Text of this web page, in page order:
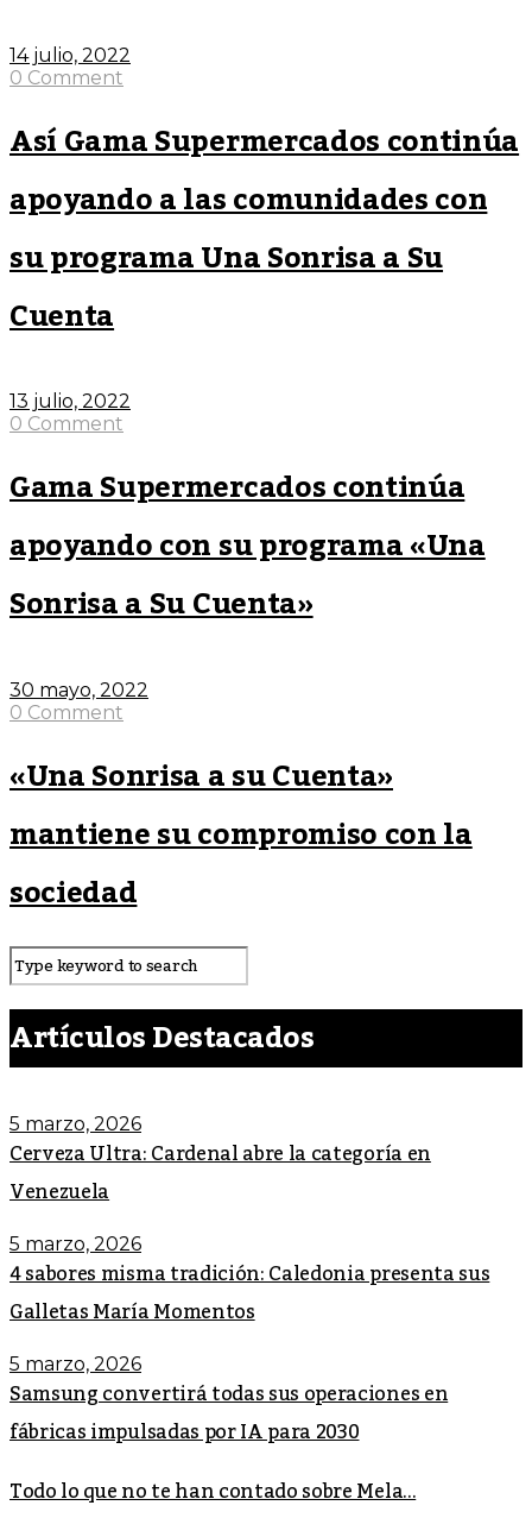
14 julio, 2022
0 Comment
Así Gama Supermercados continúa
apoyando a las comunidades con
su programa Una Sonrisa a Su
Cuenta
13 julio, 2022
0 Comment
Gama Supermercados continúa
apoyando con su programa «Una
Sonrisa a Su Cuenta»
30 mayo, 2022
0 Comment
«Una Sonrisa a su Cuenta»
mantiene su compromiso con la
sociedad
Artículos Destacados
5 marzo, 2026
Cerveza Ultra: Cardenal abre la categoría en
Venezuela
5 marzo, 2026
4 sabores misma tradición: Caledonia presenta sus
Galletas María Momentos
5 marzo, 2026
Samsung convertirá todas sus operaciones en
fábricas impulsadas por IA para 2030
Todo lo que no te han contado sobre Mela...